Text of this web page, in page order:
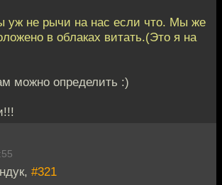
не рычи на нас если что. Мы же
в облаках витать.(Это я на
можно определить :)
#321